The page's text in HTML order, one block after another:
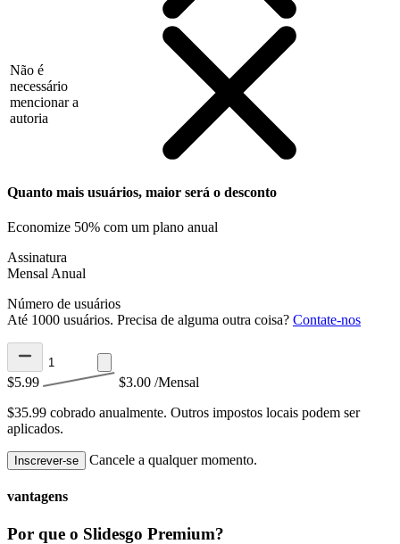
Não é
necessário
mencionar a
autoria
Quanto mais usuários, maior será o desconto
Economize 50% com um plano anual
Assinatura
Mensal Anual
Número de usuários
Até 1000 usuários. Precisa de alguma outra coisa? Contate-nos
$5.99 $3.00 /Mensal
$35.99 cobrado anualmente. Outros impostos locais podem ser
aplicados.
Inscrever-se Cancele a qualquer momento.
vantagens
Por que o Slidesgo Premium?